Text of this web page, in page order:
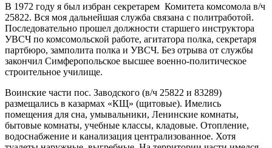
В 1972 году я был избран секретарем Комитета комсомола в/ч
25822. Вся моя дальнейшая служба связана с политработой.
Последовательно прошел должности старшего инструктора
УВСЧ по комсомольской работе, агитатора полка, секретаря
партбюро, замполита полка и УВСЧ. Без отрыва от службы
закончил Симферопольское высшее военно-политическое
строительное училище.
Воинские части пос. Заводского (в/ч 25822 и 83289)
размещались в казармах «КЩ» (щитовые). Имелись
помещения для сна, умывальники, Ленинские комнаты,
бытовые комнаты, учебные классы, кладовые. Отопление,
водоснабжение и канализация централизованное. Хотя